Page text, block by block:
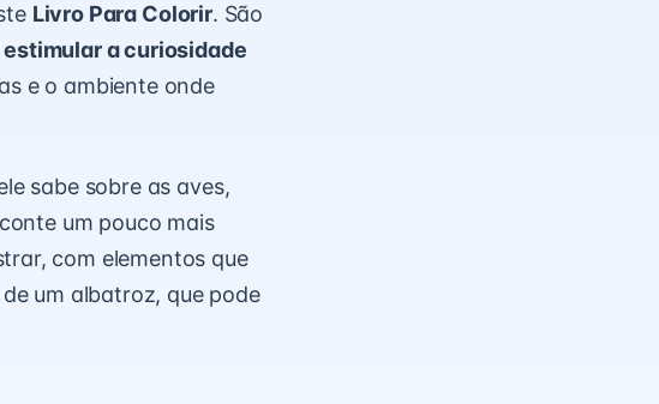
Livro Para Colorir. São
estimular a curiosidade
e o ambiente onde
sabe sobre as aves,
um pouco mais
com elementos que
um albatroz, que pode